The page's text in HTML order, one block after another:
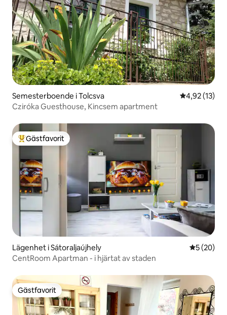
Semesterboende i Tolcsva 4,92 av 5 i
4,92 (13)
Cziróka Guesthouse, Kincsem apartment
Populär gästfavorit
Gästfavorit
Lägenhet i Sátoraljaújhely 5 av 5 i
5 (20)
CentRoom Apartman - i hjärtat av staden
Gästfavorit
Gästfavorit